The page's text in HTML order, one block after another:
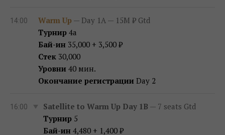
14:00 Warm Up — Day 1A — 15M ₽ Gtd
Турнир 4a
Бай-ин 35,000 + 3,500 ₽
Стек 30,000
Уровни 40 мин.
Окончание регистрации Day 2
16:00 Satellite to Warm Up Day 1B — 7 seats Gtd
Турнир 5
Бай-ин 4,480 + 1,400 ₽